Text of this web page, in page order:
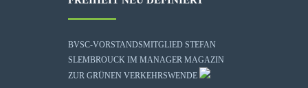
BVSC-VORSTANDSMITGLIED STEFAN
SLEMBROUCK IM MANAGER MAGAZIN
ZUR GRÜNEN VERKEHRSWENDE